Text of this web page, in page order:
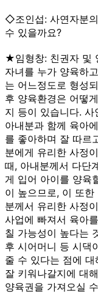
◇조인섭: 사연자분
수 있을까요?
★임형창: 친권자 및
자녀를 누가 양육하
는 어느정도로 형성
후 양육환경은 어떻
지 등이 있습니다.
아내분과 함께 육아
를 좋아하며 잘 따르
분에게 유리한 사정
때, 아내분께서 다단
게 입어 아이를 양육
이 높으므로, 이 또
분께서 유리한 사정
사업에 빠져서 육아
칠 가능성이 높다는
후 시어머니 등 시댁
줄 수 있다는 점에
잘 키워나갈지에 대
양육권을 가져오실